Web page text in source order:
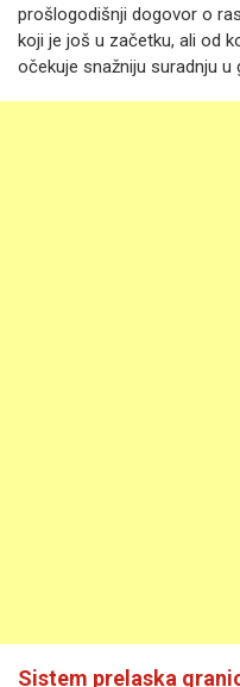
prošlogodišnji dogovor o
koji je još u začetku, ali od
očekuje snažniju suradnju u
Sistem prelaska